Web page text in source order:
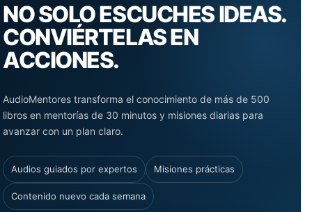
NO SOLO ESCUCHES IDEAS.
CONVIÉRTELAS EN
ACCIONES.
AudioMentores transforma el conocimiento de más de 500
libros en mentorías de 30 minutos y misiones diarias para
avanzar con un plan claro.
Audios guiados por expertos Misiones prácticas
Contenido nuevo cada semana